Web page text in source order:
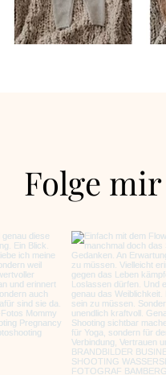
Folge